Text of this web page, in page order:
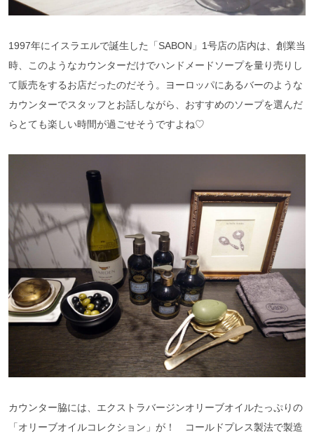
1997年にイスラエルで誕生した「SABON」1号店の店内は、創業当
時、このようなカウンターだけでハンドメードソープを量り売りし
て販売をするお店だったのだそう。ヨーロッパにあるバーのような
カウンターでスタッフとお話しながら、おすすめのソープを選んだ
らとても楽しい時間が過ごせそうですよね♡
カウンター脇には、エクストラバージンオリーブオイルたっぷりの
「オリーブオイルコレクション」が！ コールドプレス製法で製造